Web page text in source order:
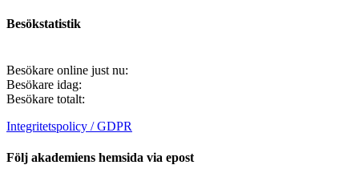
Besökstatistik
Besökare online just nu:
Besökare idag:
Besökare totalt:
Integritetspolicy / GDPR
Följ akademiens hemsida via epost